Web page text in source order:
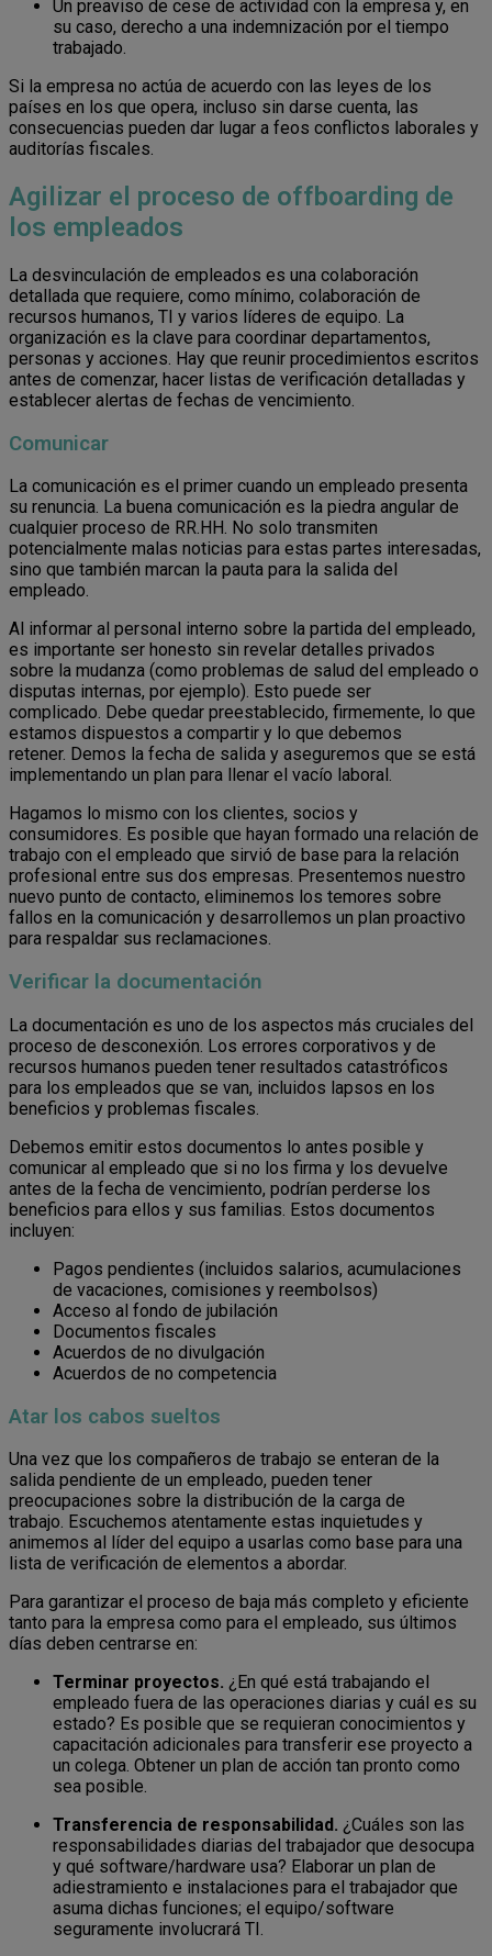
Un preaviso de cese de actividad con la empresa y, en
su caso, derecho a una indemnización por el tiempo
trabajado.
Si la empresa no actúa de acuerdo con las leyes de los
países en los que opera, incluso sin darse cuenta, las
consecuencias pueden dar lugar a feos conflictos laborales y
auditorías fiscales.
Agilizar el proceso de offboarding de
los empleados
La desvinculación de empleados es una colaboración
detallada que requiere, como mínimo, colaboración de
recursos humanos, TI y varios líderes de equipo. La
organización es la clave para coordinar departamentos,
personas y acciones. Hay que reunir procedimientos escritos
antes de comenzar, hacer listas de verificación detalladas y
establecer alertas de fechas de vencimiento.
Comunicar
La comunicación es el primer cuando un empleado presenta
su renuncia. La buena comunicación es la piedra angular de
cualquier proceso de RR.HH. No solo transmiten
potencialmente malas noticias para estas partes interesadas,
sino que también marcan la pauta para la salida del
empleado.
Al informar al personal interno sobre la partida del empleado,
es importante ser honesto sin revelar detalles privados
sobre la mudanza (como problemas de salud del empleado o
disputas internas, por ejemplo). Esto puede ser
complicado. Debe quedar preestablecido, firmemente, lo que
estamos dispuestos a compartir y lo que debemos
retener. Demos la fecha de salida y aseguremos que se está
implementando un plan para llenar el vacío laboral.
Hagamos lo mismo con los clientes, socios y
consumidores. Es posible que hayan formado una relación de
trabajo con el empleado que sirvió de base para la relación
profesional entre sus dos empresas. Presentemos nuestro
nuevo punto de contacto, eliminemos los temores sobre
fallos en la comunicación y desarrollemos un plan proactivo
para respaldar sus reclamaciones.
Verificar la documentación
La documentación es uno de los aspectos más cruciales del
proceso de desconexión. Los errores corporativos y de
recursos humanos pueden tener resultados catastróficos
para los empleados que se van, incluidos lapsos en los
beneficios y problemas fiscales.
Debemos emitir estos documentos lo antes posible y
comunicar al empleado que si no los firma y los devuelve
antes de la fecha de vencimiento, podrían perderse los
beneficios para ellos y sus familias. Estos documentos
incluyen:
Pagos pendientes (incluidos salarios, acumulaciones
de vacaciones, comisiones y reembolsos)
Acceso al fondo de jubilación
Documentos fiscales
Acuerdos de no divulgación
Acuerdos de no competencia
Atar los cabos sueltos
Una vez que los compañeros de trabajo se enteran de la
salida pendiente de un empleado, pueden tener
preocupaciones sobre la distribución de la carga de
trabajo. Escuchemos atentamente estas inquietudes y
animemos al líder del equipo a usarlas como base para una
lista de verificación de elementos a abordar.
Para garantizar el proceso de baja más completo y eficiente
tanto para la empresa como para el empleado, sus últimos
días deben centrarse en:
Terminar proyectos. ¿En qué está trabajando el
empleado fuera de las operaciones diarias y cuál es su
estado? Es posible que se requieran conocimientos y
capacitación adicionales para transferir ese proyecto a
un colega. Obtener un plan de acción tan pronto como
sea posible.
Transferencia de responsabilidad. ¿Cuáles son las
responsabilidades diarias del trabajador que desocupa
y qué software/hardware usa? Elaborar un plan de
adiestramiento e instalaciones para el trabajador que
asuma dichas funciones; el equipo/software
seguramente involucrará TI.